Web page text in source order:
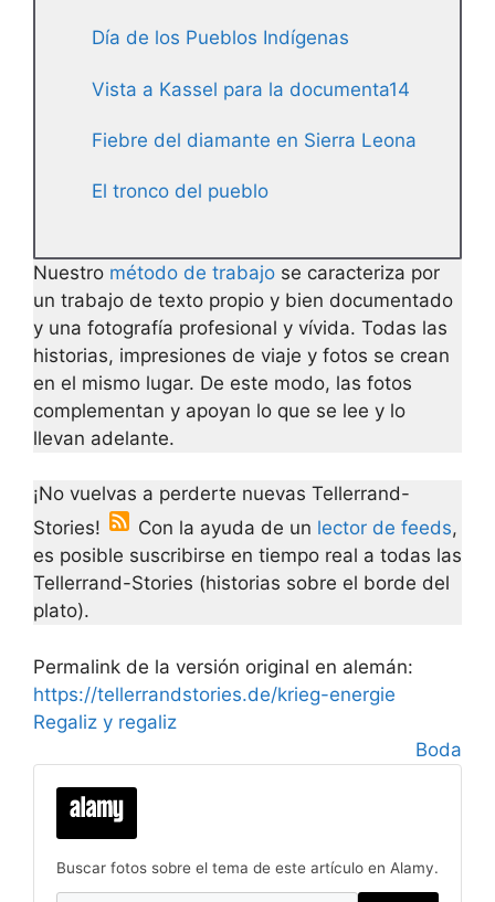
Día de los Pueblos Indígenas
Vista a Kassel para la documenta14
Fiebre del diamante en Sierra Leona
El tronco del pueblo
Nuestro método de trabajo se caracteriza por
un trabajo de texto propio y bien documentado
y una fotografía profesional y vívida. Todas las
historias, impresiones de viaje y fotos se crean
en el mismo lugar. De este modo, las fotos
complementan y apoyan lo que se lee y lo
llevan adelante.
¡No vuelvas a perderte nuevas Tellerrand-
Stories!
Con la ayuda de un lector de feeds,
es posible suscribirse en tiempo real a todas las
Tellerrand-Stories (historias sobre el borde del
plato).
Permalink de la versión original en alemán:
https://tellerrandstories.de/krieg-energie
Regaliz y regaliz
Boda
Buscar fotos sobre el tema de este artículo en Alamy.